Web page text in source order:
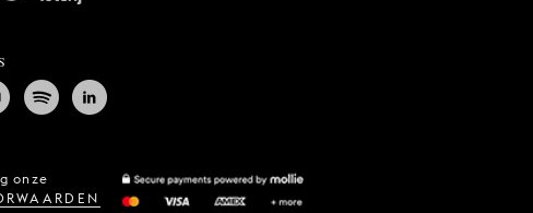
onze